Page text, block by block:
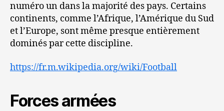
numéro un dans la majorité des pays. Certains
continents, comme l’Afrique, l’Amérique du Sud
et l’Europe, sont même presque entièrement
dominés par cette discipline.
https://fr.m.wikipedia.org/wiki/Football
Forces armées